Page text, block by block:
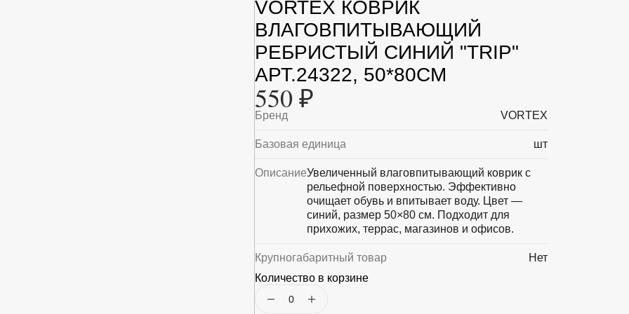
VORTEX КОВРИК
ВЛАГОВПИТЫВАЮЩИЙ
РЕБРИСТЫЙ СИНИЙ "TRIP"
АРТ.24322, 50*80СМ
550 ₽
Бренд VORTEX
Базовая единица шт
ОписаниеУвеличенный влаговпитывающий коврик с
рельефной поверхностью. Эффективно
очищает обувь и впитывает воду. Цвет —
синий, размер 50×80 см. Подходит для
прихожих, террас, магазинов и офисов.
Крупногабаритный товар
Нет
Количество в корзине